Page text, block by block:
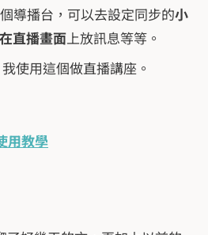
導播台，可以去設定同步的小
直播畫面 上放訊息等等。
使用這個做直播講座。
用教學